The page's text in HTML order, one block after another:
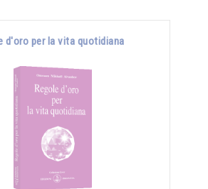
d'oro per la vita quotidiana